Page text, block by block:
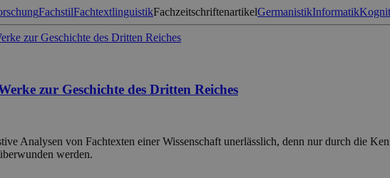
FachstilFachtextlinguistikFachzeitschriftenartikelGermanistikInformatik
zur Geschichte des Dritten Reiches
Analysen von Fachtexten einer Wissenschaft unerlässlich, denn nur durch die
werden.